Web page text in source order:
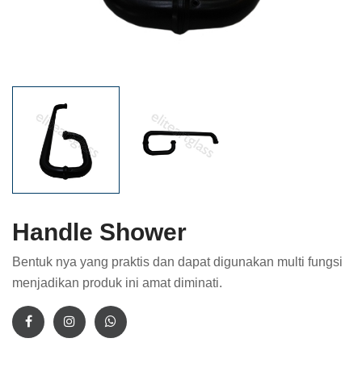
Handle Shower
Bentuk nya yang praktis dan dapat digunakan multi fungsi
menjadikan produk ini amat diminati.